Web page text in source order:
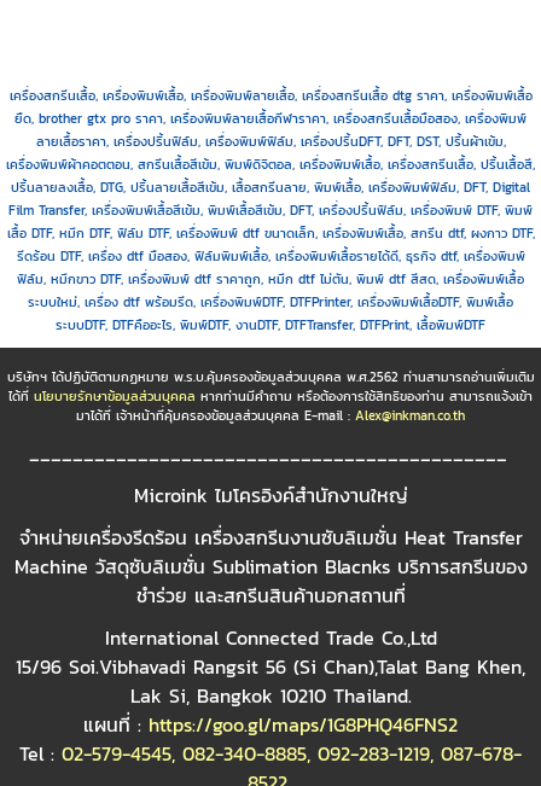
เครื่องสกรีนเสื้อ, เครื่องพิมพ์เสื้อ, เครื่องพิมพ์ลายเสื้อ, เครื่องสกรีนเสื้อ dtg ราคา, เครื่องพิมพ์เสื้อ
ยืด, brother gtx pro ราคา, เครื่องพิมพ์ลายเสื้อกีฬาราคา, เครื่องสกรีนเสื้อมือสอง, เครื่องพิมพ์
ลายเสื้อราคา, เครื่องปริ้นฟิล์ม, เครื่องพิมพ์ฟิล์ม, เครื่องปริ้นDFT, DFT, DST, ปริ้นผ้าเข้ม,
เครื่องพิมพ์ผ้าคอตตอน, สกรีนเสื้อสีเข้ม, พิมพ์ดิจิตอล, เครื่องพิมพ์เสื้อ, เครื่องสกรีนเสื้อ, ปริ้นเสื้อสี,
ปริ้นลายลงเสื้อ, DTG, ปริ้นลายเสื้อสีเข้ม, เสื้อสกรีนลาย, พิมพ์เสื้อ, เครื่องพิมพ์ฟิล์ม, DFT, Digital
Film Transfer, เครื่องพิมพ์เสื้อสีเข้ม, พิมพ์เสื้อสีเข้ม, DFT, เครื่องปริ้นฟิล์ม, เครื่องพิมพ์ DTF, พิมพ์
เสื้อ DTF, หมึก DTF, ฟิล์ม DTF, เครื่องพิมพ์ dtf ขนาดเล็ก, เครื่องพิมพ์เสื้อ, สกรีน dtf, ผงกาว DTF,
รีดร้อน DTF, เครื่อง dtf มือสอง, ฟิล์มพิมพ์เสื้อ, เครื่องพิมพ์เสื้อรายได้ดี, ธุรกิจ dtf, เครื่องพิมพ์
ฟิล์ม, หมึกขาว DTF, เครื่องพิมพ์ dtf ราคาถูก, หมึก dtf ไม่ตัน, พิมพ์ dtf สีสด, เครื่องพิมพ์เสื้อ
ระบบใหม่, เครื่อง dtf พร้อมรีด, เครื่องพิมพ์DTF, DTFPrinter, เครื่องพิมพ์เสื้อDTF, พิมพ์เสื้อ
ระบบDTF, DTFคืออะไร, พิมพ์DTF, งานDTF, DTFTransfer, DTFPrint, เสื้อพิมพ์DTF
บริษัทฯ ได้ปฏิบัติตามกฏหมาย พ.ร.บ.คุ้มครองข้อมูลส่วนบุคคล พ.ศ.2562 ท่านสามารถอ่านเพิ่มเติม
ได้ที่ นโยบายรักษาข้อมูลส่วนบุคคล หากท่านมีคำถาม หรือต้องการใช้สิทธิของท่าน สามารถแจ้งเข้า
มาได้ที่ เจ้าหน้าที่คุ้มครองข้อมูลส่วนบุคคล E-mail : Alex@inkman.co.th
____________________________________________
Microink ไมโครอิงค์สำนักงานใหญ่
จำหน่ายเครื่องรีดร้อน เครื่องสกรีนงานซับลิเมชั่น Heat Transfer
Machine วัสดุซับลิเมชั่น Sublimation Blacnks บริการสกรีนของ
ชำร่วย และสกรีนสินค้านอกสถานที่
International Connected Trade Co.,Ltd
15/96 Soi.Vibhavadi Rangsit 56 (Si Chan),Talat Bang Khen,
Lak Si, Bangkok 10210 Thailand.
แผนที่ : https://goo.gl/maps/1G8PHQ46FNS2
Tel : 02-579-4545, 082-340-8885, 092-283-1219, 087-678-